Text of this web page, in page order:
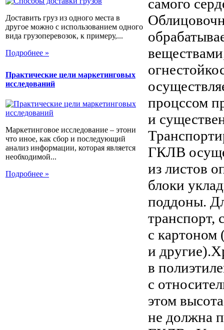
Доставить груз из одного места в
другое можно с использованием одного
вида грузоперевозок, к примеру,...
Подробнее »
Практические цели маркетинговых
исследований
Маркетинговое исследование – этони
что иное, как сбор и последующий
анализ информации, которая является
необходимой...
Подробнее »
самого
процссом
и
ГКЛВ
из листов
блоки
поддоны.
транспорт,
с картоном
и
в
с
этом
не должна